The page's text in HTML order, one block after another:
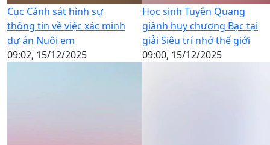
Cục Cảnh sát hình sự
thông tin về việc xác minh
dự án Nuôi em
09:02, 15/12/2025
Học sinh Tuyên Quang
giành huy chương Bạc tại
giải Siêu trí nhớ thế giới
09:00, 15/12/2025